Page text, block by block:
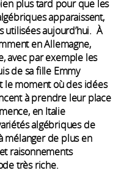
plus tard pour que les
apparaissent,
utilisées aujourd’hui. À
en Allemagne,
avec par exemple les
de sa fille Emmy
le moment où des idées
à prendre leur place
en Italie
algébriques de
mélanger de plus en
raisonnements
très riche.